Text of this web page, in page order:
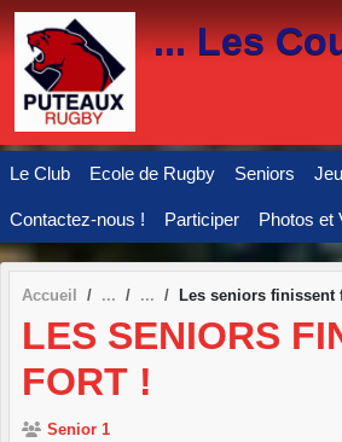
... Les
Le Club Ecole de Rugby Seniors
Contactez-nous ! Participer Photos et
Accueil Les seniors finissent
LES SENIORS
FORT !
Senior 1
Panneau de gestion des cookies